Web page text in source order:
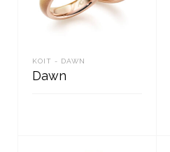
KOIT - DAWN
Dawn